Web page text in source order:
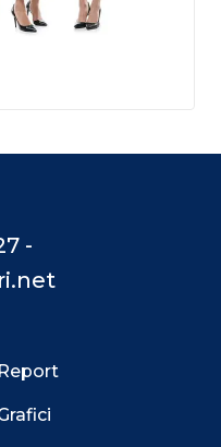
-
Report